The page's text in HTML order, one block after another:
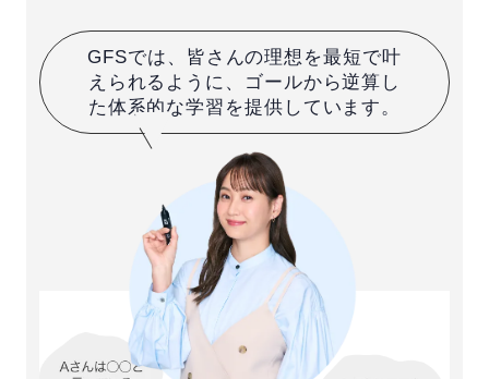
GFSでは、皆さんの理想を最短で叶
えられるように、ゴールから逆算し
た体系的な学習を提供しています。